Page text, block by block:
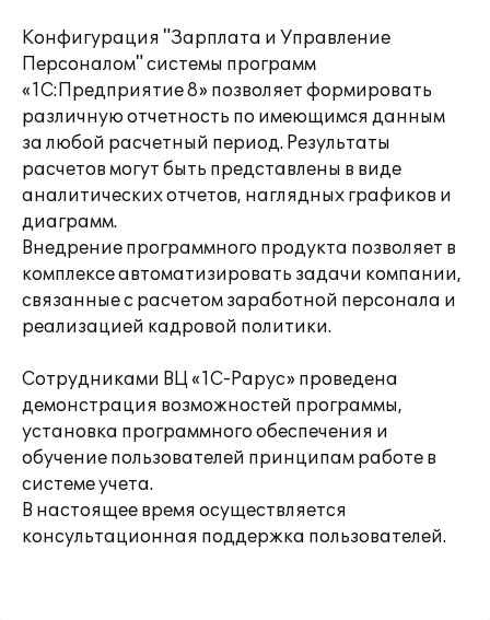
Конфигурация "Зарплата и Управление
Персоналом" системы программ
«1С:Предприятие 8» позволяет формировать
различную отчетность по имеющимся данным
за любой расчетный период. Результаты
расчетов могут быть представлены в виде
аналитических отчетов, наглядных графиков и
диаграмм.
Внедрение программного продукта позволяет в
комплексе автоматизировать задачи компании,
связанные с расчетом заработной персонала и
реализацией кадровой политики.
Сотрудниками ВЦ «1С-Рарус» проведена
демонстрация возможностей программы,
установка программного обеспечения и
обучение пользователей принципам работе в
системе учета.
В настоящее время осуществляется
консультационная поддержка пользователей.